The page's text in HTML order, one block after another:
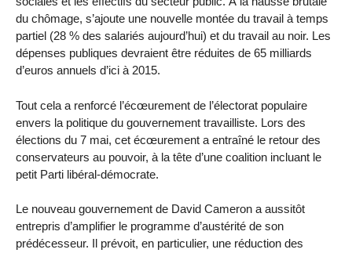
du chômage, s’ajoute une nouvelle montée du travail à temps
partiel (28 % des salariés aujourd’hui) et du travail au noir. Les
dépenses publiques devraient être réduites de 65 milliards
d’euros annuels d’ici à 2015.
Tout cela a renforcé l’écœurement de l’électorat populaire
envers la politique du gouvernement travailliste. Lors des
élections du 7 mai, cet écœurement a entraîné le retour des
conservateurs au pouvoir, à la tête d’une coalition incluant le
petit Parti libéral-démocrate.
Le nouveau gouvernement de David Cameron a aussitôt
entrepris d’amplifier le programme d’austérité de son
prédécesseur. Il prévoit, en particulier, une réduction des